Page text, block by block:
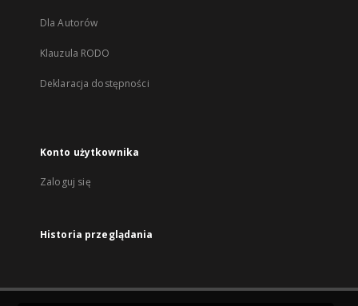
Dla Autorów
Klauzula RODO
Deklaracja dostępności
Konto użytkownika
Zaloguj się
Historia przeglądania